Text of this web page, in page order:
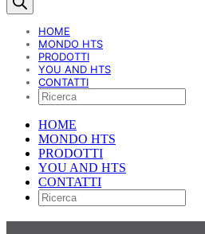
HOME
MONDO HTS
PRODOTTI
YOU AND HTS
CONTATTI
HOME
MONDO HTS
PRODOTTI
YOU AND HTS
CONTATTI